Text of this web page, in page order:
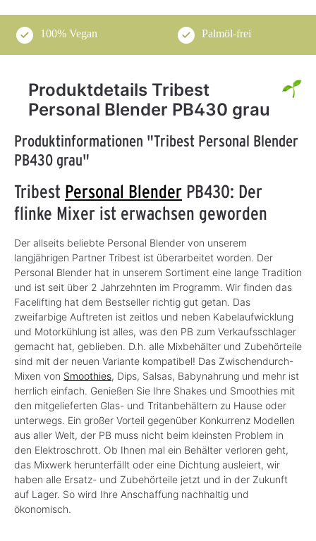
100% Vegan Palmöl-frei
Produktdetails Tribest
Personal Blender PB430 grau
Produktinformationen "Tribest Personal Blender
PB430 grau"
Tribest Personal Blender PB430: Der
flinke Mixer ist erwachsen geworden
Der allseits beliebte Personal Blender von unserem
langjährigen Partner Tribest ist überarbeitet worden. Der
Personal Blender hat in unserem Sortiment eine lange Tradition
und ist seit über 2 Jahrzehnten im Programm. Wir finden das
Facelifting hat dem Bestseller richtig gut getan. Das
zweifarbige Auftreten ist zeitlos und neben Kabelaufwicklung
und Motorkühlung ist alles, was den PB zum Verkaufsschlager
gemacht hat, geblieben. D.h. alle Mixbehälter und Zubehörteile
sind mit der neuen Variante kompatibel! Das Zwischendurch-
Mixen von Smoothies, Dips, Salsas, Babynahrung und mehr ist
herrlich einfach. Genießen Sie Ihre Shakes und Smoothies mit
den mitgelieferten Glas- und Tritanbehältern zu Hause oder
unterwegs. Ein großer Vorteil gegenüber Konkurrenz Modellen
aus aller Welt, der PB muss nicht beim kleinsten Problem in
den Elektroschrott. Ob Ihnen mal ein Behälter verloren geht,
das Mixwerk herunterfällt oder eine Dichtung ausleiert, wir
haben alle Ersatz- und Zubehörteile jetzt und in der Zukunft
auf Lager. So wird Ihre Anschaffung nachhaltig und
ökonomisch.